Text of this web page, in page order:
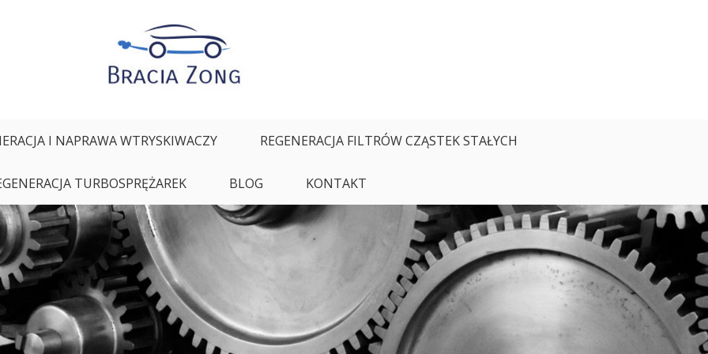
I NAPRAWA WTRYSKIWACZY REGENERACJA FILTRÓW CZĄSTEK STAŁYCH
TURBOSPRĘŻAREK BLOG KONTAKT